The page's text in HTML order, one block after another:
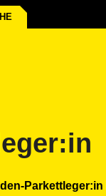
Parkettleger:in